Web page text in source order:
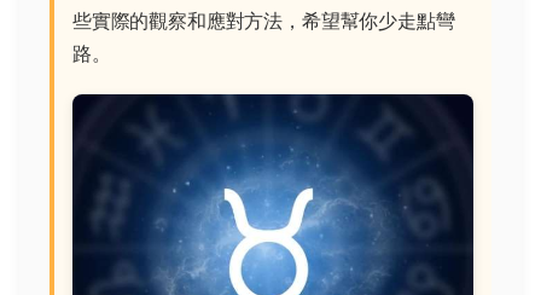
些實際的觀察和應對方法，希望幫你少走點彎
路。